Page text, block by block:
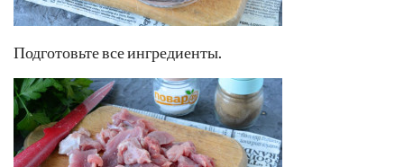
Подготовьте все ингредиенты.